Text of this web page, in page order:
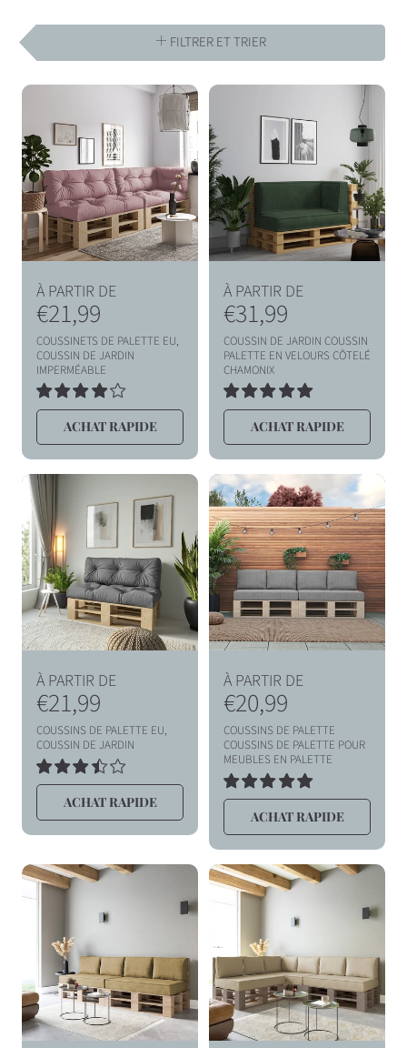
E
C
T
O
N
:
FILTRER ET TRIER
P
r
i
x
h
a
b
i
t
u
e
l
À PARTIR DE
€21,99
COUSSINETS DE PALETTE EU,
COUSSIN DE JARDIN
IMPERMÉABLE
TOTAL
DES
AVIS
ACHAT RAPIDE
P
r
i
x
h
a
b
i
t
u
e
l
À PARTIR DE
€31,99
COUSSIN DE JARDIN COUSSIN
PALETTE EN VELOURS CÔTELÉ
CHAMONIX
TOTAL
DES
AVIS
ACHAT RAPIDE
P
r
i
x
h
b
i
t
u
À PARTIR DE
€21,99
COUSSINS DE PALETTE EU,
COUSSIN DE JARDIN
TOTAL
DES
AVIS
ACHAT RAPIDE
P
r
i
x
h
a
b
i
t
l
À PARTIR DE
€20,99
COUSSINS DE PALETTE
COUSSINS DE PALETTE POUR
MEUBLES EN PALETTE
TOTAL
DES
AVIS
ACHAT RAPIDE